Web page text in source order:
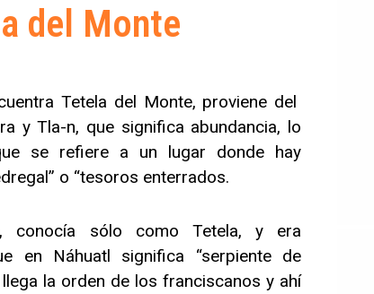
del Monte
Tetela del Monte, proviene del
y Tla-n, que significa abundancia, lo
se refiere a un lugar donde hay
o “tesoros enterrados.
conocía sólo como Tetela, y era
en Náhuatl significa “serpiente de
la orden de los franciscanos y ahí